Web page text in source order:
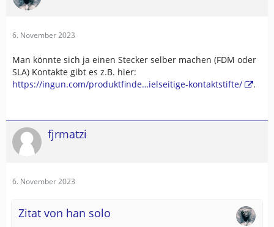
6. November 2023
Man könnte sich ja einen Stecker selber machen (FDM oder
SLA) Kontakte gibt es z.B. hier:
https://ingun.com/produktfinde…ielseitige-kontaktstifte/
.
fjrmatzi
6. November 2023
Zitat von han solo